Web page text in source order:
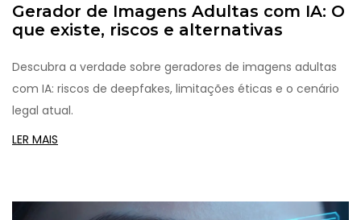
Gerador de Imagens Adultas com IA: O
que existe, riscos e alternativas
Descubra a verdade sobre geradores de imagens adultas
com IA: riscos de deepfakes, limitações éticas e o cenário
legal atual.
LER MAIS